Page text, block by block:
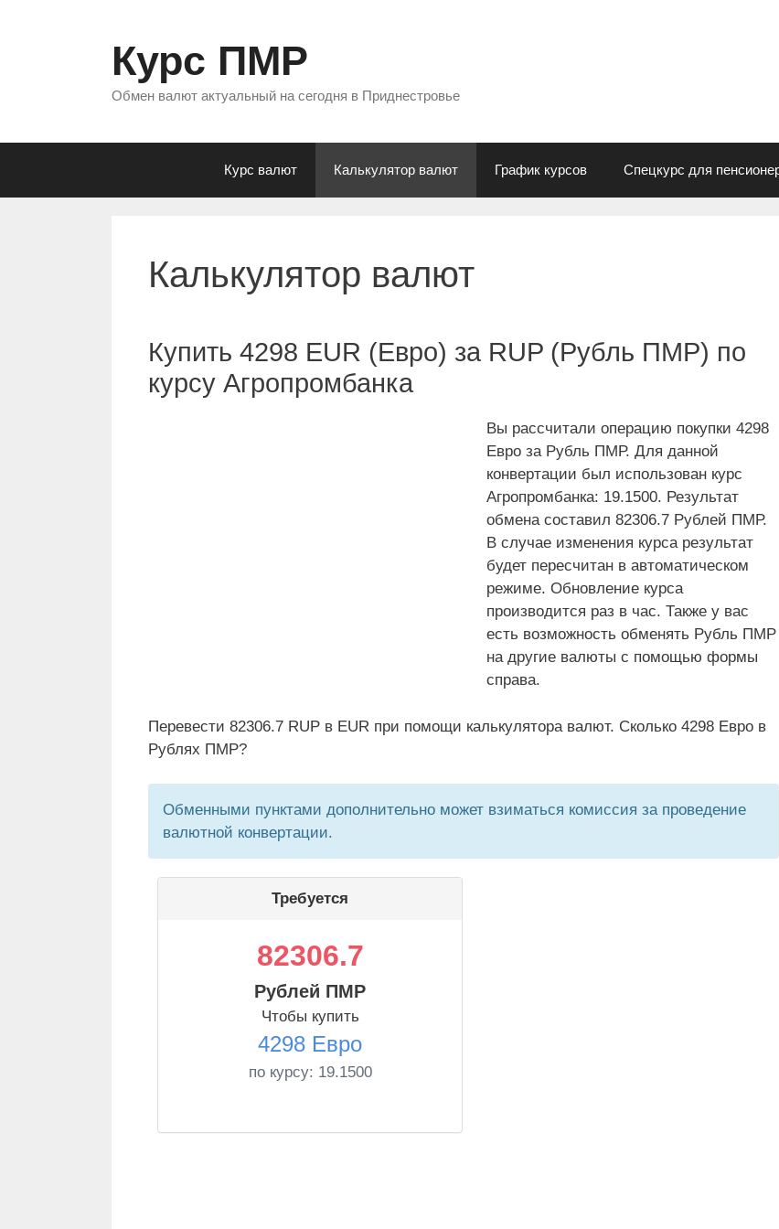
Курс ПМР
Обмен валют актуальный на сегодня в Приднестровье
Курс валют Калькулятор валют График курсов Спецкурс для
Калькулятор валют
Купить 4298 EUR (Евро) за RUP (Рубль ПМР) по
курсу Агропромбанка
Вы рассчитали операцию покупки 4298
Евро за Рубль ПМР. Для данной
конвертации был использован курс
Агропромбанка: 19.1500. Результат
обмена составил 82306.7 Рублей ПМР.
В случае изменения курса результат
будет пересчитан в автоматическом
режиме. Обновление курса
производится раз в час. Также у вас
есть возможность обменять Рубль ПМР
на другие валюты с помощью формы
справа.
Перевести 82306.7 RUP в EUR при помощи калькулятора валют. Сколько 4298 Евро в
Рублях ПМР?
Обменными пунктами дополнительно может взиматься комиссия за проведение
валютной конвертации.
Требуется
82306.7
Рублей ПМР
Чтобы купить
4298 Евро
по курсу: 19.1500